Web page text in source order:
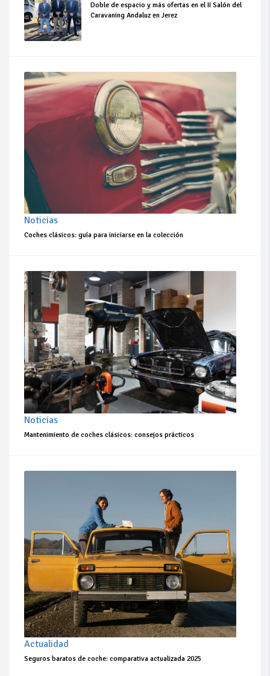
Doble de espacio y más ofertas en el II Salón del
Caravaning Andaluz en Jerez
Noticias
Coches clásicos: guía para iniciarse en la colección
Noticias
Mantenimiento de coches clásicos: consejos prácticos
Actualidad
Seguros baratos de coche: comparativa actualizada 2025